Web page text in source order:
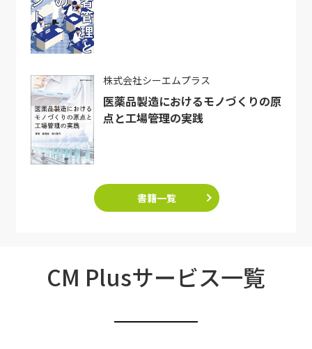
株式会社シーエムプラス
医薬品製造におけるモノづくりの原
点と工場管理の実践
書籍一覧
CM Plusサービス一覧